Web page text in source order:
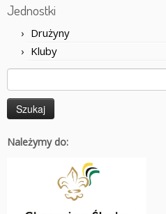
Jednostki
Drużyny
Kluby
Należymy do: